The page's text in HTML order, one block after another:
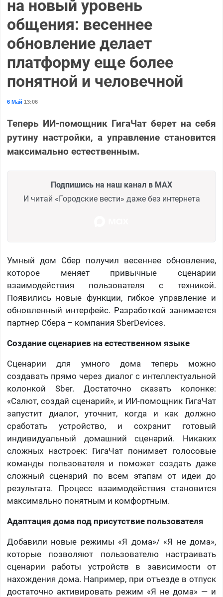
на новый уровень
общения: весеннее
обновление делает
платформу еще более
понятной и человечной
6 Май 13:06
Теперь ИИ-помощник ГигаЧат берет на себя
рутину настройки, а управление становится
максимально естественным.
Подпишись на наш канал в MAX
И читай «Городские вести» даже без интернета
Умный дом Сбер получил весеннее обновление,
которое меняет привычные сценарии
взаимодействия пользователя с техникой.
Появились новые функции, гибкое управление и
обновленный интерфейс. Разработкой занимается
партнер Сбера – компания SberDevices.
Создание сценариев на естественном языке
Сценарии для умного дома теперь можно
создавать прямо через диалог с интеллектуальной
колонкой Sber. Достаточно сказать колонке:
«Салют, создай сценарий», и ИИ-помощник ГигаЧат
запустит диалог, уточнит, когда и как должно
сработать устройство, и сохранит готовый
индивидуальный домашний сценарий. Никаких
сложных настроек: ГигаЧат понимает голосовые
команды пользователя и поможет создать даже
сложный сценарий по всем этапам от идеи до
результата. Процесс взаимодействия становится
максимально понятным и комфортным.
Адаптация дома под присутствие пользователя
Добавили новые режимы «Я дома»/ «Я не дома»,
которые позволяют пользователю настраивать
сценарии работы устройств в зависимости от
нахождения дома. Например, при отъезде в отпуск
достаточно активировать режим «Я не дома» — и